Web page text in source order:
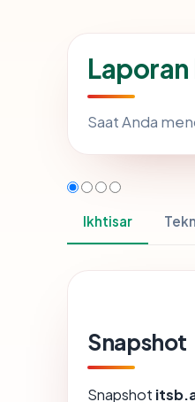
Saat Anda
Ikhtisar
Snapshot
Snapshot